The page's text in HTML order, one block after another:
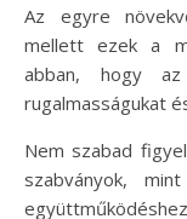
Az egyre
mellett ezek a
abban, hogy az
rugalmasságukat
Nem szabad
szabványok,